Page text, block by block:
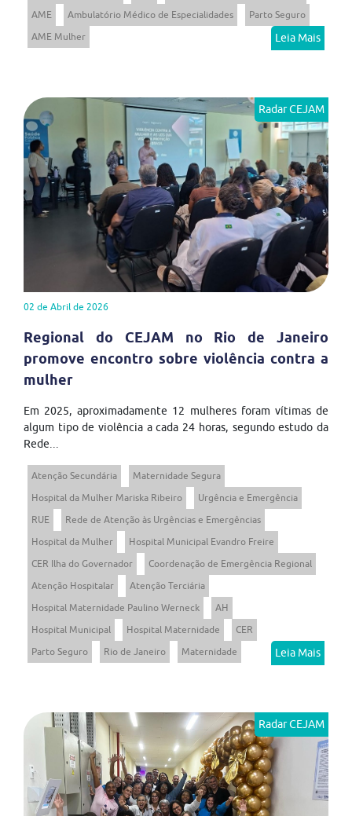
AME
Ambulatório Médico de Especialidades
Parto Seguro
AME Mulher
Leia Mais
Radar CEJAM
02 de Abril de 2026
Regional do CEJAM no Rio de Janeiro
promove encontro sobre violência contra a
mulher
Em 2025, aproximadamente 12 mulheres foram vítimas de
algum tipo de violência a cada 24 horas, segundo estudo da
Rede...
Atenção Secundária
Maternidade Segura
Hospital da Mulher Mariska Ribeiro
Urgência e Emergência
RUE
Rede de Atenção às Urgências e Emergências
Hospital da Mulher
Hospital Municipal Evandro Freire
CER Ilha do Governador
Coordenação de Emergência Regional
Atenção Hospitalar
Atenção Terciária
Hospital Maternidade Paulino Werneck
AH
Hospital Municipal
Hospital Maternidade
CER
Parto Seguro
Rio de Janeiro Maternidade Leia Mais
Radar CEJAM